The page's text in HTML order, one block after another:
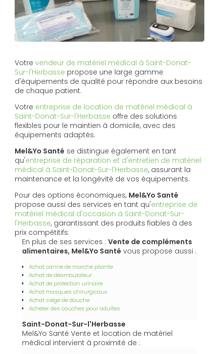
Votre vendeur de matériel médical à Saint-Donat-
Sur-l'Herbasse propose une large gamme
d'équipements de qualité pour répondre aux besoins
de chaque patient.
Votre entreprise de location de matériel médical à
Saint-Donat-Sur-l'Herbasse offre des solutions
flexibles pour le maintien à domicile, avec des
équipements adaptés.
Mel&Yo Santé se distingue également en tant
qu'entreprise de réparation et d'entretien de matériel
médical à Saint-Donat-Sur-l'Herbasse, assurant la
maintenance et la longévité de vos équipements.
Pour des options économiques, Mel&Yo Santé
propose aussi des services en tant qu'entreprise de
matériel médical d'occasion à Saint-Donat-Sur-
l'Herbasse, garantissant des produits fiables à des
prix compétitifs.
En plus de ses services : Vente de compléments
alimentaires, Mel&Yo Santé vous propose aussi :
Achat canne de marche pliante
Achat de déambulateur
Achat de protection urinaire
Achat masques chirurgicaux
Achat siège de douche
Acheter des couches pour adultes
Saint-Donat-Sur-l'Herbasse
Mel&Yo Santé Vente et location de matériel
médical intervient à proximité de :